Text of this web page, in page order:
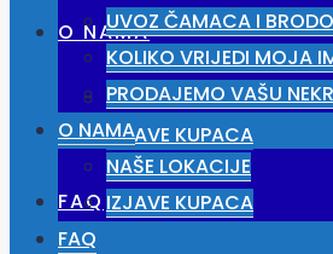
O NAMA
NAŠE LOKACIJE
IZJAVE KUPACA
FAQ
UVOZ ČAMACA I
KOLIKO VRIJEDI MOJA
PRODAJEMO VAŠU
O NAMA
NAŠE LOKACIJE
IZJAVE KUPACA
FAQ